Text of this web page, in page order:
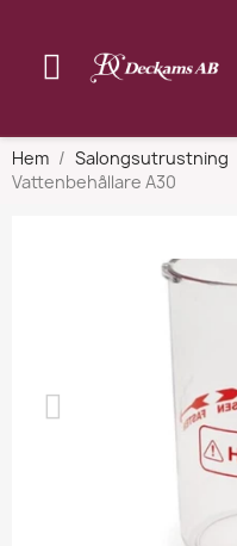
Hem Salongsutrustning
Vattenbehållare A30